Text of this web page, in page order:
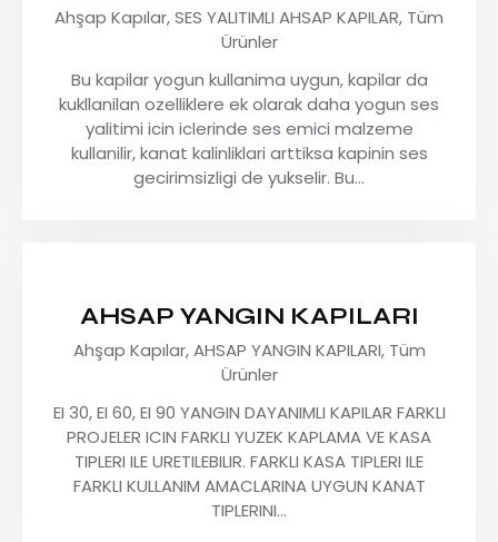
Ahşap Kapılar,SES YALITIMLI AHSAP KAPILAR, Tüm
Ürünler
Bu kapilar yogun kullanima uygun, kapilar da
kukllanilan ozelliklere ek olarak daha yogun ses
yalitimi icin iclerinde ses emici malzeme
kullanilir, kanat kalinliklari arttiksa kapinin ses
gecirimsizligi de yukselir. Bu…
AHSAP YANGIN KAPILARI
Ahşap Kapılar,AHSAP YANGIN KAPILARI, Tüm
Ürünler
EI 30, EI 60, EI 90 YANGIN DAYANIMLI KAPILAR FARKLI
PROJELER ICIN FARKLI YUZEK KAPLAMA VE KASA
TIPLERI ILE URETILEBILIR. FARKLI KASA TIPLERI ILE
FARKLI KULLANIM AMACLARINA UYGUN KANAT
TIPLERINI…